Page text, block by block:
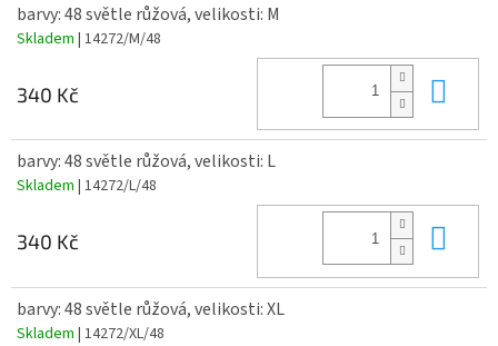
barvy: 48 světle růžová, velikosti: M
Skladem | 14272/M/48
340 Kč
barvy: 48 světle růžová, velikosti: L
Skladem | 14272/L/48
340 Kč
barvy: 48 světle růžová, velikosti: XL
Skladem | 14272/XL/48